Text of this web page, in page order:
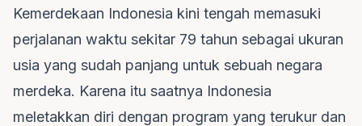
Kemerdekaan Indonesia kini tengah memasuki
perjalanan waktu sekitar 79 tahun sebagai ukuran
usia yang sudah panjang untuk sebuah negara
merdeka. Karena itu saatnya Indonesia
meletakkan diri dengan program yang terukur dan